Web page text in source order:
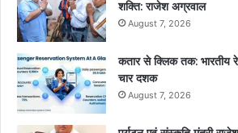
शक्ति: राजेश अग्रवाल
August 7, 2026
कतार से क्लिक तक: भारतीय
चार दशक
August 7, 2026